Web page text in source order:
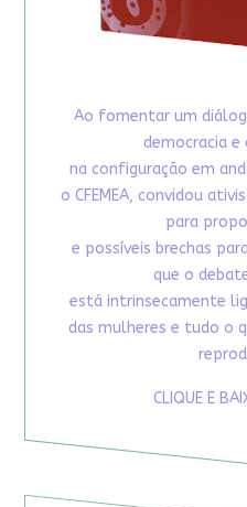
Ao fomentar um
democracia e
na configuração em
o CFEMEA, convidou
para
e possíveis brechas
que o
está intrinsecamente
das mulheres e tudo o
CLIQUE E